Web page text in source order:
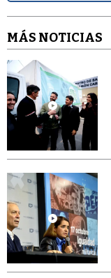
MÁS NOTICIAS